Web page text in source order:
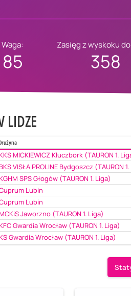
Waga:
85
Zasięg z wyskoku
358
LIDZE
KKS MICKIEWICZ Kluczbork (TAURON 1.
BKS VISŁA PROLINE Bydgoszcz (TAURON
KGHM SPS Głogów (TAURON 1. Liga)
Lubin
Lubin
MCKiS Jaworzno (TAURON 1. Liga)
KFC Gwardia Wrocław (TAURON 1. Liga)
KS Gwardia Wrocław (TAURON 1. Liga)